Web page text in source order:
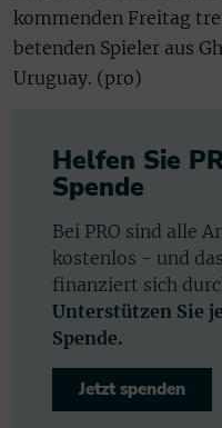
kommenden Freitag
betenden Spieler aus
Uruguay. (pro)
Helfen Sie
Spende
Bei PRO sind alle
kostenlos - und
finanziert sich
Unterstützen Sie
Spende.
Jetzt spenden